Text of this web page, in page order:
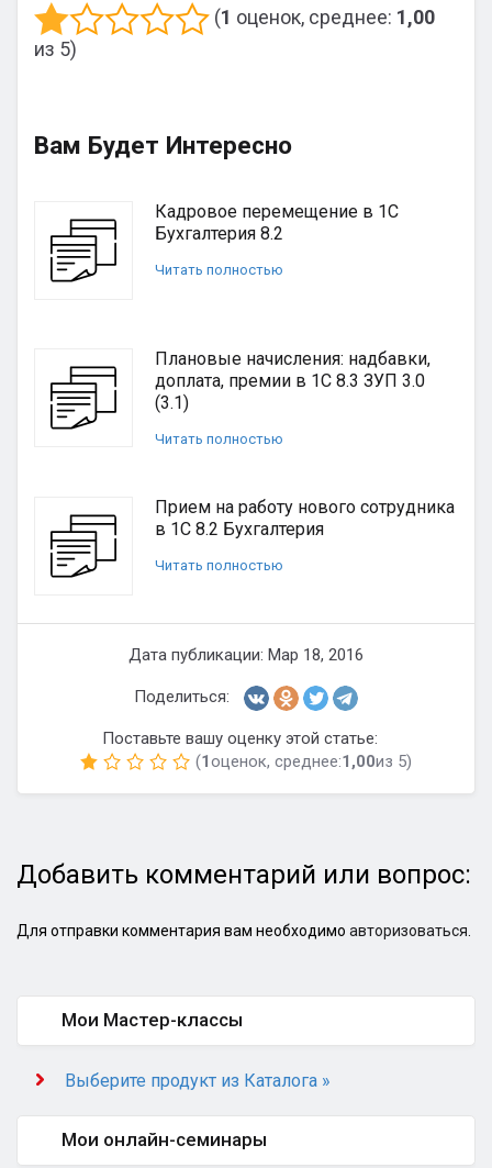
(1 оценок, среднее: 1,00
из 5)
Вам Будет Интересно
Кадровое перемещение в 1С
Бухгалтерия 8.2
Читать полностью
Плановые начисления: надбавки,
доплата, премии в 1С 8.3 ЗУП 3.0
(3.1)
Читать полностью
Прием на работу нового сотрудника
в 1С 8.2 Бухгалтерия
Читать полностью
Дата публикации: Мар 18, 2016
Поделиться:
Поставьте вашу оценку этой статье:
(1оценок, среднее:1,00из 5)
Добавить комментарий или вопрос:
Для отправки комментария вам необходимо авторизоваться
Мои Мастер-классы
Выберите продукт из Каталога »
Мои онлайн-семинары